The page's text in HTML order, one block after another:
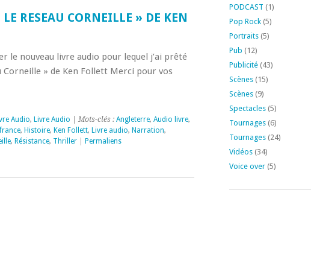
RESEAU CORNEILLE » DE KEN
le nouveau livre audio pour lequel j’ai prêté
Corneille » de Ken Follett Merci pour vos
Audio, Livre Audio | Mots-clés : Angleterre, Audio livre,
, Histoire, Ken Follett, Livre audio, Narration,
, Résistance, Thriller| Permaliens
PODCAST (1)
Pop Rock(5)
Portraits(5)
Pub (12)
Publicité(43)
Scènes(15)
Scènes(9)
Spectacles(5)
Tournages(6)
Tournages(24)
Vidéos(34)
Voice over(5)